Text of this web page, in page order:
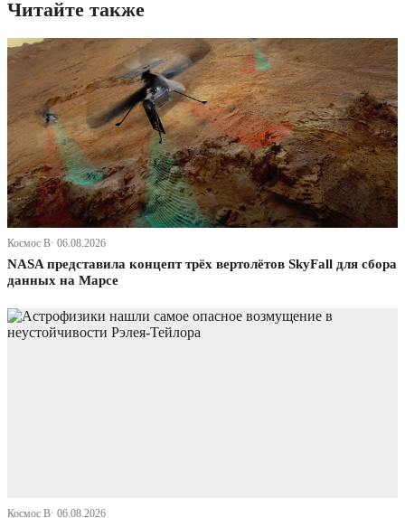
Читайте также
Космос В· 06.08.2026
NASA представила концепт трёх вертолётов SkyFall для сбора
данных на Марсе
Космос В· 06.08.2026